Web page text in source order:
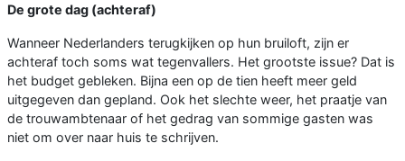
De grote dag (achteraf)
Wanneer Nederlanders terugkijken op hun bruiloft, zijn er
achteraf toch soms wat tegenvallers. Het grootste issue? Dat is
het budget gebleken. Bijna een op de tien heeft meer geld
uitgegeven dan gepland. Ook het slechte weer, het praatje van
de trouwambtenaar of het gedrag van sommige gasten was
niet om over naar huis te schrijven.